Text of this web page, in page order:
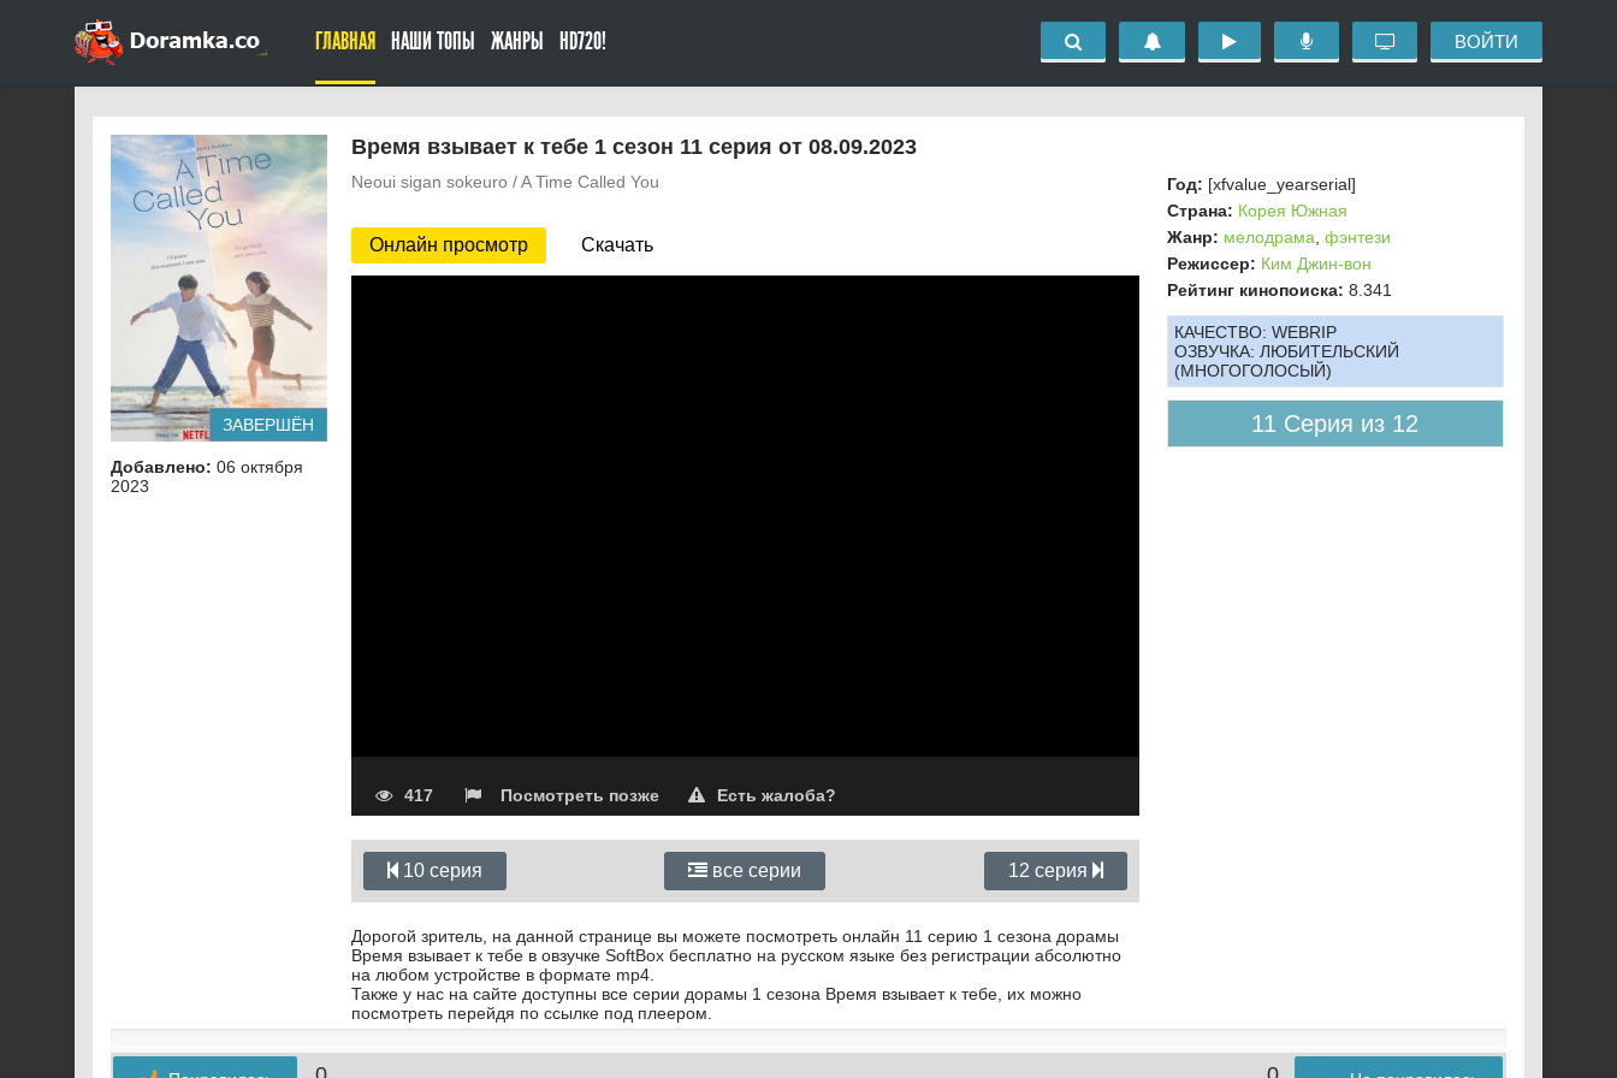
ГЛАВНАЯ НАШИ ТОПЫ ЖАНРЫ HD720! ВОЙТИ
Время взывает к тебе 1 сезон 11 серия от 08.09.2023
Neoui sigan sokeuro / A Time Called You
Онлайн просмотр Скачать
417 Посмотреть позже Есть жалоба?
10 серия все серии 12 серия
Дорогой зритель, на данной странице вы можете посмотреть онлайн 11 серию 1 сезона дорамы
Время взывает к тебе в овзучке SoftBox бесплатно на русском языке без регистрации абсолютно
на любом устройстве в формате mp4.
Также у нас на сайте доступны все серии дорамы 1 сезона Время взывает к тебе, их можно
посмотреть перейдя по ссылке под плеером.
ЗАВЕРШЁН
Добавлено: 06 октября
2023
Год: [xfvalue_yearserial]
Страна: Корея Южная
Жанр: мелодрама фэнтези
Режиссер: Ким Джин-вон
Рейтинг кинопоиска: 8.341
КАЧЕСТВО: WEBRIP
ОЗВУЧКА: ЛЮБИТЕЛЬСКИЙ
(МНОГОГОЛОСЫЙ)
11 Серия из 12